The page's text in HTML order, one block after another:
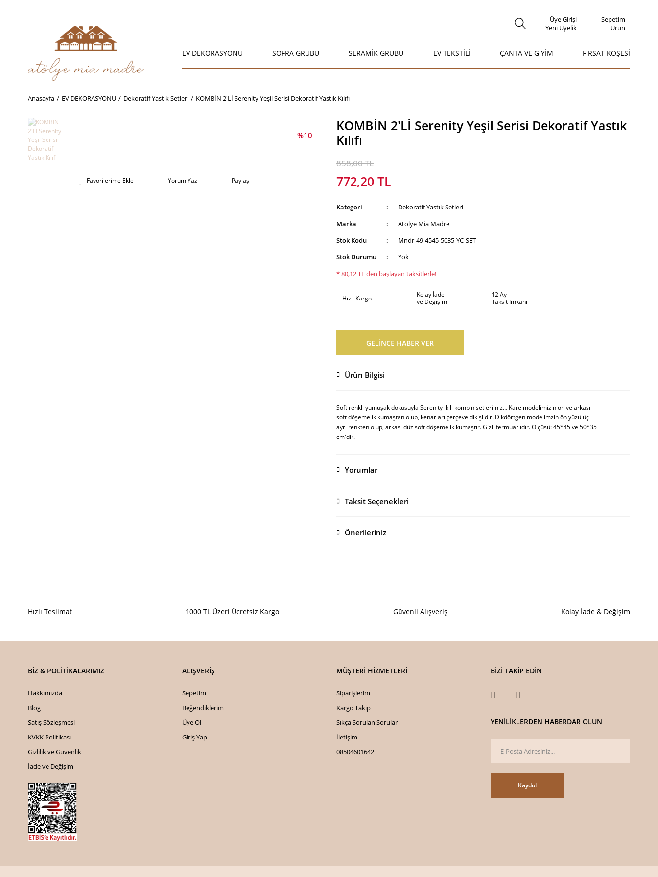
Üye Girişi
Yeni Üyelik
Sepetim
Ürün
EV DEKORASYONU SOFRA GRUBU SERAMİK GRUBU EV TEKSTİLİ ÇANTA VE GİYİM FIRSAT KÖŞESİ
Anasayfa EV DEKORASYONU Dekoratif Yastık Setleri KOMBİN 2'Lİ Serenity Yeşil Serisi Dekoratif Yastık Kılıfı
%10
Yorum Yaz Paylaş
KOMBİN 2'Lİ Serenity Yeşil Serisi Dekoratif Yastık
Kılıfı
858,00 TL
772,20 TL
Kategori
Dekoratif Yastık Setleri
Marka
Atölye Mia Madre
Stok Kodu
Mndr-49-4545-5035-YC-SET
Stok Durumu
Yok
* 80,12 TL den başlayan taksitlerle!
Hızlı Kargo
Kolay İade
ve Değişim
12 Ay
Taksit İmkanı
GELİNCE HABER VER
Ürün Bilgisi
Soft renkli yumuşak dokusuyla Serenity ikili kombin setlerimiz… Kare modelimizin ön ve arkası
soft döşemelik kumaştan olup, kenarları çerçeve dikişlidir. Dikdörtgen modelimzin ön yüzü üç
ayrı renkten olup, arkası düz soft döşemelik kumaştır. Gizli fermuarlıdır. Ölçüsü: 45*45 ve 50*35
cm'dir.
Yorumlar
Taksit Seçenekleri
Önerileriniz
Ürün açıklamasında eksik bilgiler bulunuyor.
Ürün fiyatı diğer sitelerden daha pahalı.
Gönder
Hızlı Teslimat 1000 TL Üzeri Ücretsiz Kargo Güvenli Alışveriş Kolay İade & Değişim
BİZ & POLİTİKALARIMIZ
Hakkımızda
Blog
Satış Sözleşmesi
KVKK Politikası
Gizlilik ve Güvenlik
İade ve Değişim
ALIŞVERİŞ
Sepetim
Beğendiklerim
Üye Ol
Giriş Yap
MÜŞTERİ HİZMETLERİ
Siparişlerim
Kargo Takip
Sıkça Sorulan Sorular
İletişim
08504601642
BİZİ TAKİP EDİN
YENİLİKLERDEN HABERDAR OLUN
Kaydol